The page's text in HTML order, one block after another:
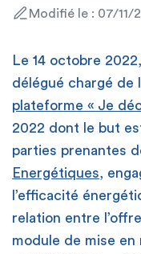
Modifié le : 07/11/
Le 14 octobre
délégué chargé de
plateforme « Je
2022 dont le but
parties prenantes
Energétiques ,
l’efficacité
relation entre
module de mise